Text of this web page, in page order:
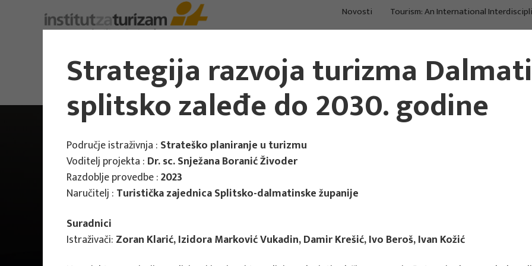
Novosti Tourism: An International
Istraživanje i
konzalting u turizmu
Procjene, strategije,
međuodnosi
Strategija razvoja turizma
splitsko zaleđe do 2030. godine
Područje istraživnja : Strateško planiranje u turizmu
Voditelj projekta : Dr. sc. Snježana Boranić Živoder
Razdoblje provedbe :2023
Naručitelj : Turistička zajednica Splitsko-dalmatinske županije
Suradnici
Istraživači: Zoran Klarić, Izidora Marković Vukadin, Damir Krešić, Ivo Beroš, Ivan Kožić